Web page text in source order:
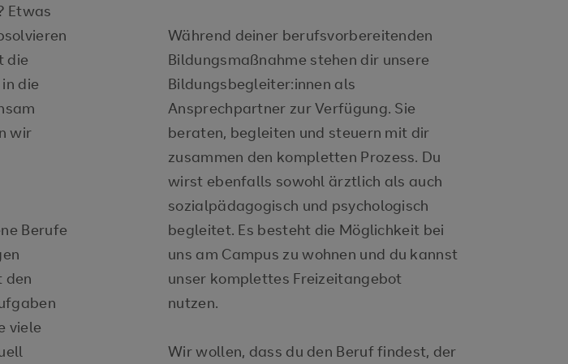
Etwas
die
die
wir
Berufe
den
viele
Während deiner berufsvorbereitenden
Bildungsmaßnahme stehen dir unsere
Bildungsbegleiter:innen als
Ansprechpartner zur Verfügung. Sie
beraten, begleiten und steuern mit dir
zusammen den kompletten Prozess. Du
wirst ebenfalls sowohl ärztlich als auch
sozialpädagogisch und psychologisch
begleitet. Es besteht die Möglichkeit bei
uns am Campus zu wohnen und du kannst
unser komplettes Freizeitangebot
nutzen.
Wir wollen, dass du den Beruf findest, der